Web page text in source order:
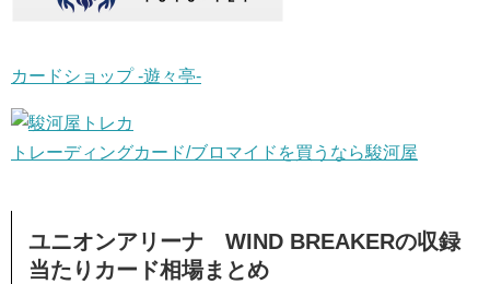
カードショップ -遊々亭-
トレーディングカード/ブロマイドを買うなら駿河屋
ユニオンアリーナ WIND BREAKERの収録
当たりカード相場まとめ